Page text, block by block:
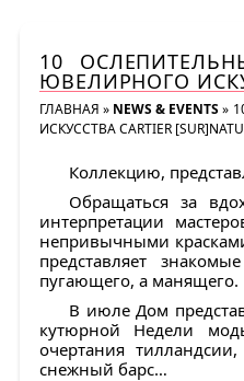
10
ЮВЕЛИРНОГО
ГЛАВНАЯ » NEWS & EVENTS »
ИСКУССТВА CARTIER
Коллекцию,
Обращаться за
интерпретации
непривычными
представляет
пугающего, а манящего.
В июле Дом
кутюрной Недели
очертания
снежный барс…